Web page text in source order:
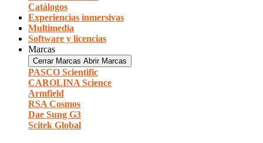
Catálogos
Experiencias inmersivas
Multimedia
Software y licencias
Marcas
Cerrar Marcas Abrir Marcas
PASCO Scientific
CAROLINA Science
Armfield
RSA Cosmos
Dae Sung G3
Scitek Global